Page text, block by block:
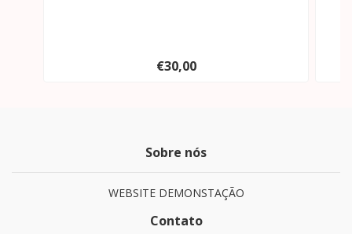
€30,00
Sobre nós
WEBSITE DEMONSTAÇÃO
Contato